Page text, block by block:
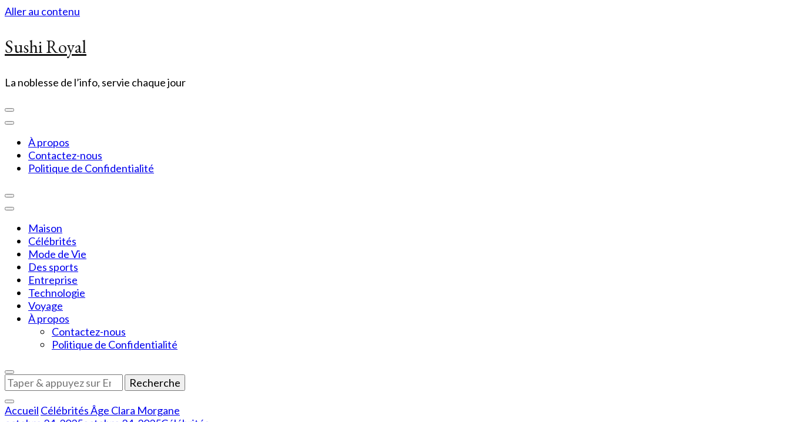
Aller au contenu
Sushi Royal
La noblesse de l’info, servie chaque jour
À propos
Contactez-nous
Politique de Confidentialité
Maison
Célébrités
Mode de Vie
Des sports
Entreprise
Technologie
Voyage
À propos
Contactez-nous
Politique de Confidentialité
Vous
recherchiez
quelque
chose
Accueil CélébritésÂge Clara Morgane